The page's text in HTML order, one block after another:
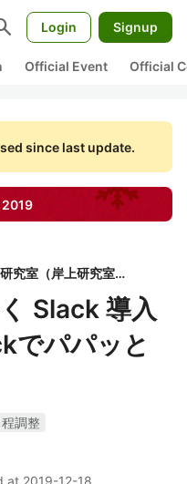
Login Signup
Official Event Official
since last update.
2019
室蘭工業大学データサイエンス研究室（岸上研究室）
Slack 導入
でパパッと
程調整
at 2019-12-18